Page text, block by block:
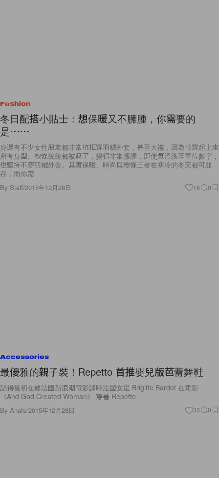
Fashion
冬日配搭小貼士：想保暖又不臃腫，你需要的
是⋯⋯
身邊有不少女性朋友都非常抗拒穿羽絨外套，甚至大褸，因為怕穿起上來
所有身型、線條統統都被遮了，變得非常臃腫，即使氣溫跌至單位數字，
也堅持不穿羽絨外套。其實保暖、時尚與線條三者在寒冷的冬天都可並
存，而你需
By Staff/2015年12月28日 16 0
Accessories
最優雅的親子裝！Repetto 首推嬰兒版芭蕾舞鞋
記得當初在修法國新浪潮電影課時法國女星 Brigitte Bardot 在電影
《And God Created Woman》 穿著 Repetto
By Anaïs/2015年12月28日 33 0